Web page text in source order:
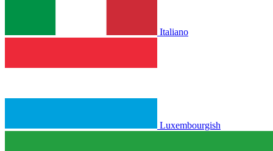
Italiano
Luxembourgish